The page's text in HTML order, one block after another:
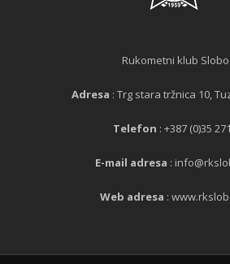
Rukometni klub
Adresa : Trg stara tržnica 10,
Telefon : +387 (0)35
E-mail adresa :
Web adresa :